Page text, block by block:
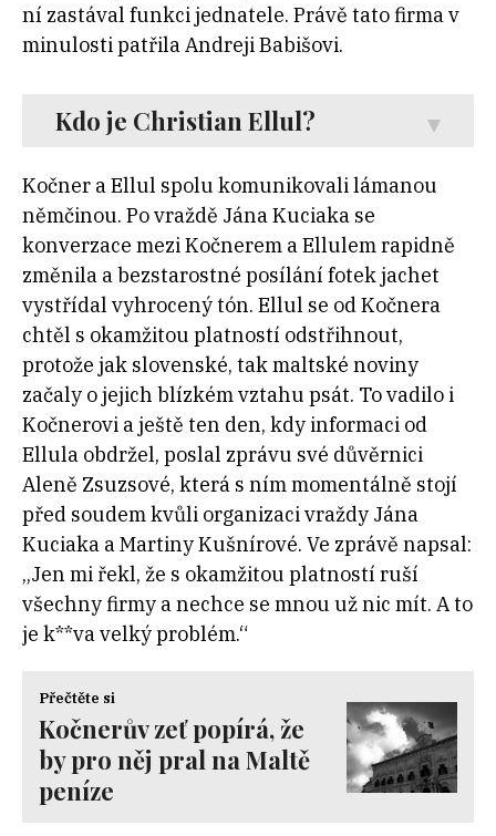
ní zastával funkci jednatele. Právě tato firma v
minulosti patřila Andreji Babišovi.
Kdo je Christian Ellul?
Kočner a Ellul spolu komunikovali lámanou
němčinou. Po vraždě Jána Kuciaka se
konverzace mezi Kočnerem a Ellulem rapidně
změnila a bezstarostné posílání fotek jachet
vystřídal vyhrocený tón. Ellul se od Kočnera
chtěl s okamžitou platností odstřihnout,
protože jak slovenské, tak maltské noviny
začaly o jejich blízkém vztahu psát. To vadilo i
Kočnerovi a ještě ten den, kdy informaci od
Ellula obdržel, poslal zprávu své důvěrnici
Aleně Zsuzsové, která s ním momentálně stojí
před soudem kvůli organizaci vraždy Jána
Kuciaka a Martiny Kušnírové. Ve zprávě napsal:
„Jen mi řekl, že s okamžitou platností ruší
všechny firmy a nechce se mnou už nic mít. A to
je k**va velký problém.“
Přečtěte si
Kočnerův zeť popírá, že
by pro něj pral na Maltě
peníze